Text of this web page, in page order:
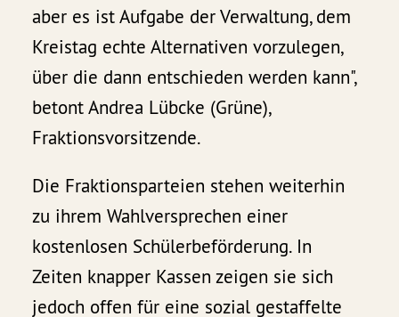
aber es ist Aufgabe der Verwaltung, dem
Kreistag echte Alternativen vorzulegen,
über die dann entschieden werden kann",
betont Andrea Lübcke (Grüne),
Fraktionsvorsitzende.
Die Fraktionsparteien stehen weiterhin
zu ihrem Wahlversprechen einer
kostenlosen Schülerbeförderung. In
Zeiten knapper Kassen zeigen sie sich
jedoch offen für eine sozial gestaffelte